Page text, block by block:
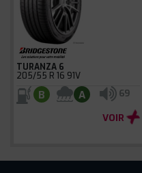
TURANZA 6
205/55 R 16 91V
B A 69
VOIR